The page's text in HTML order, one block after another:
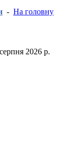
- На головну
2026 р.